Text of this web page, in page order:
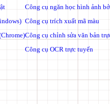
Công cụ ngăn học hình ảnh
Công cụ trích xuất mã màu
Công cụ chỉnh sửa văn bản
Công cụ OCR trực tuyến